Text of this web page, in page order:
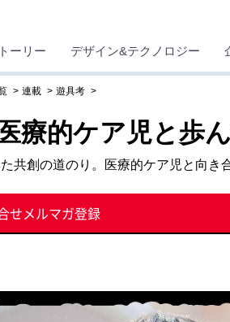
ーリー デザイン&テクノロジー
連載 遊具考
療的ケア児と歩
共創の道のり。医療的ケア児と向き
せメルマガ登録